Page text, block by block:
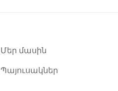
Մեր մասին
Պայուսակներ